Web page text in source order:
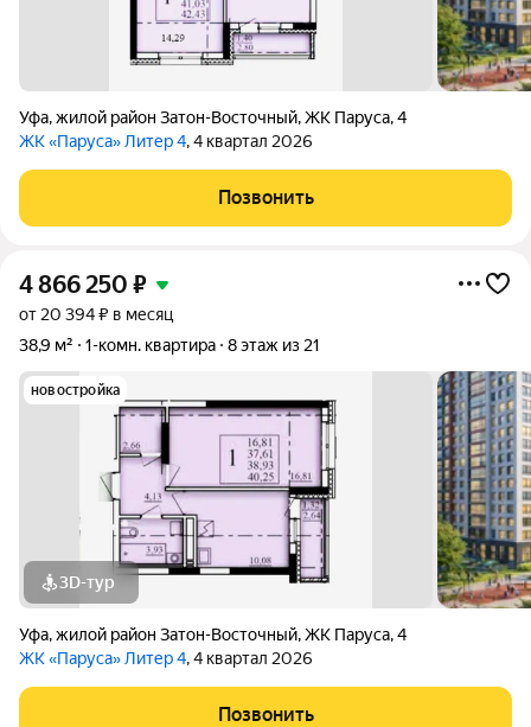
Уфа,жилой район Затон-Восточный,ЖК Паруса,4
ЖК «Паруса» Литер 4, 4 квартал 2026
Позвонить
4 866 250 ₽
от 20 394 ₽ в месяц
38,9 м²
1-комн. квартира 8 этаж из 21
новостройка
3D-тур
Уфа,жилой район Затон-Восточный,ЖК Паруса,4
ЖК «Паруса» Литер 4, 4 квартал 2026
Позвонить